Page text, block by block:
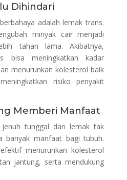
Dihindari
adalah lemak trans.
minyak cair menjadi
tahan lama. Akibatnya,
bisa meningkatkan kadar
menurunkan kolesterol baik
risiko penyakit
Memberi Manfaat
tunggal dan lemak tak
banyak manfaat bagi tubuh.
menurunkan kolesterol
jantung, serta mendukung